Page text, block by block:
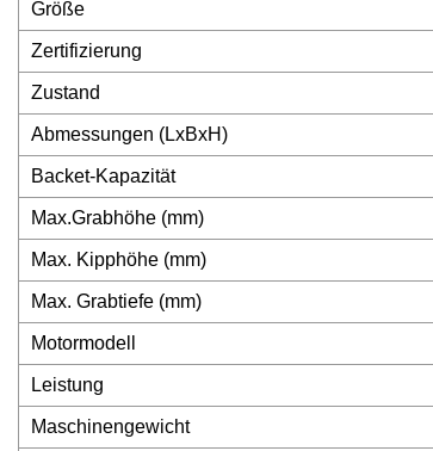
Größe
Zertifizierung
Zustand
Abmessungen (LxBxH)
Backet-Kapazität
Max.Grabhöhe (mm)
Max. Kipphöhe (mm)
Max. Grabtiefe (mm)
Motormodell
Leistung
Maschinengewicht